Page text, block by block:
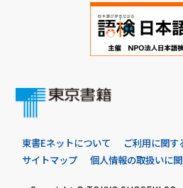
東書Eネットについて ご利用に関す
サイトマップ
個人情報の取扱いに